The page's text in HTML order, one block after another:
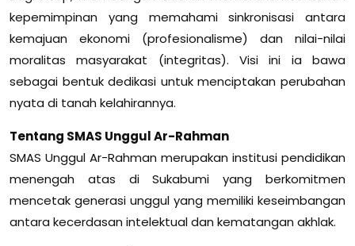
kepemimpinan yang memahami sinkronisasi antara
kemajuan ekonomi (profesionalisme) dan nilai-nilai
moralitas masyarakat (integritas). Visi ini ia bawa
sebagai bentuk dedikasi untuk menciptakan perubahan
nyata di tanah kelahirannya.
Tentang SMAS Unggul Ar-Rahman
SMAS Unggul Ar-Rahman merupakan institusi pendidikan
menengah atas di Sukabumi yang berkomitmen
mencetak generasi unggul yang memiliki keseimbangan
antara kecerdasan intelektual dan kematangan akhlak.